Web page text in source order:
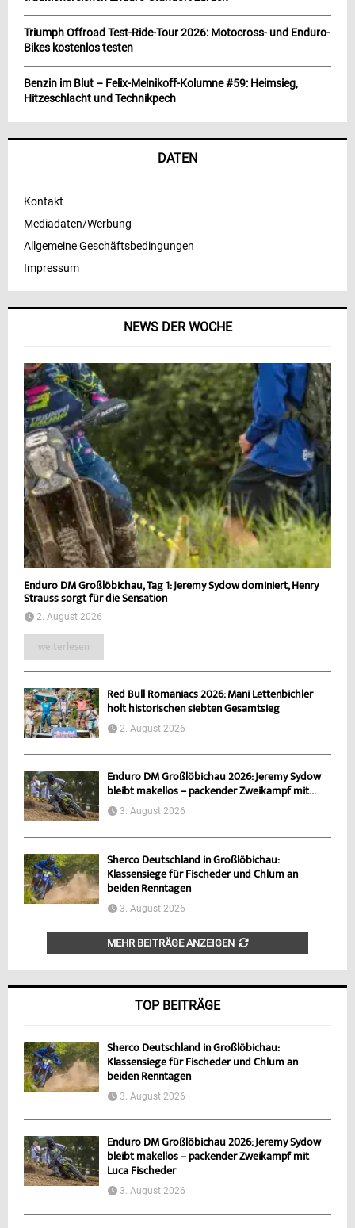
NEWS DER WOCHE
Enduro DM Großlöbichau, Tag 1: Jeremy Sydow dominiert, Henry
Strauss sorgt für die Sensation
2. August 2026
weiterlesen
Red Bull Romaniacs 2026: Mani Lettenbichler
holt historischen siebten Gesamtsieg
2. August 2026
Enduro DM Großlöbichau 2026: Jeremy Sydow
bleibt makellos – packender Zweikampf mit...
3. August 2026
Sherco Deutschland in Großlöbichau:
Klassensiege für Fischeder und Chlum an
beiden Renntagen
3. August 2026
MEHR BEITRÄGE ANZEIGEN
TOP BEITRÄGE
Sherco Deutschland in Großlöbichau:
Klassensiege für Fischeder und Chlum an
beiden Renntagen
3. August 2026
Enduro DM Großlöbichau 2026: Jeremy Sydow
bleibt makellos – packender Zweikampf mit
Luca Fischeder
3. August 2026
Triumph Offroad Test-Ride-Tour 2026: Motocross- und Enduro-
Bikes kostenlos testen
Benzin im Blut – Felix-Melnikoff-Kolumne #59: Heimsieg,
Hitzeschlacht und Technikpech
DATEN
Kontakt
Mediadaten/Werbung
Allgemeine Geschäftsbedingungen
Impressum